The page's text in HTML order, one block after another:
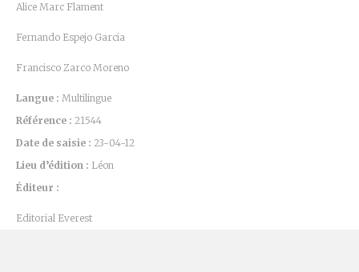
Alice Marc Flament
Fernando Espejo Garcia
Francisco Zarco Moreno
Langue : Multilingue
Référence : 21544
Date de saisie : 23-04-12
Lieu d’édition : Léon
Éditeur :
Editorial Everest